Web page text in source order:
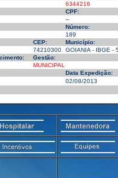
6344216
CPF:
--
Número:
189
CEP: Município:
74210300 GOIANIA - IBGE -
Gestão:
MUNICIPAL
Data Expedição:
02/08/2013